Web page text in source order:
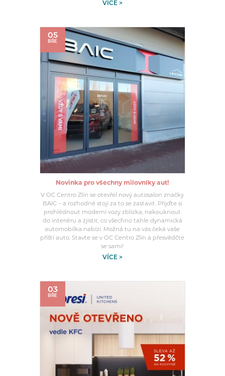
VÍCE >
05
BŘE
Novinka pro všechny milovníky aut!
V OC Centro Zlín se otevřel nový autosalon značky
BAIC – a rozhodně stojí za to se zastavit. Přijďte si
prohlédnout moderní vozy zblízka, nakouknout
do interiéru a zjistit, co všechno tahle dynamická
automobilka nabízí. Možná tu na vás čeká vaše
příští auto. Stavte se v OC Centro Zlín a přesvědčte
se sami!
VÍCE >
03
BŘE